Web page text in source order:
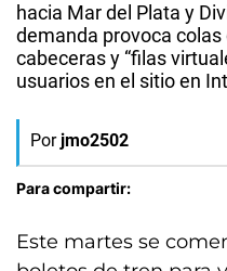
hacia Mar del Plata y
demanda provoca
cabeceras y “filas
usuarios en el sitio en
Por jmo2502
Para compartir:
Este martes se